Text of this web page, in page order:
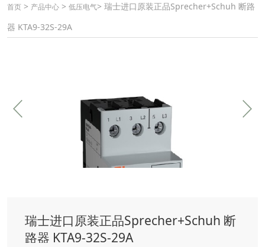
首页 > 产品中心 > 低压电气> 瑞士进口原装正品Sprecher+Schuh 断路
器 KTA9-32S-29A
瑞士进口原装正品Sprecher+Schuh 断
路器 KTA9-32S-29A